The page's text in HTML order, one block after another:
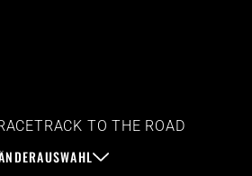
TO THE ROAD